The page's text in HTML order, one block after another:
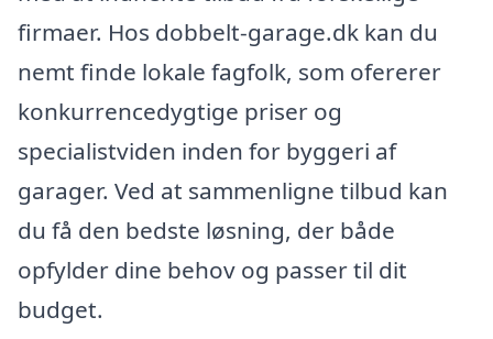
firmaer. Hos dobbelt-garage.dk kan du
nemt finde lokale fagfolk, som ofererer
konkurrencedygtige priser og
specialistviden inden for byggeri af
garager. Ved at sammenligne tilbud kan
du få den bedste løsning, der både
opfylder dine behov og passer til dit
budget.